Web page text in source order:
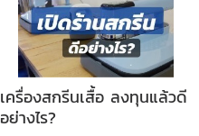
เครื่องสกรีนเสื้อ ลงทุนแล้วดี
อย่างไร?